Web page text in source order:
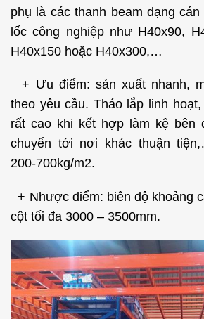
phụ là các thanh beam dạng
lốc công nghiệp như H40x90,
H40x150 hoặc H40x300,…
+ Ưu điểm: sản xuất nhanh,
theo yêu cầu. Tháo lắp linh
rất cao khi kết hợp làm kệ bên
chuyển tới nơi khác thuận
200-700kg/m2.
+ Nhược điểm: biên độ khoảng
cột tối đa 3000 – 3500mm.